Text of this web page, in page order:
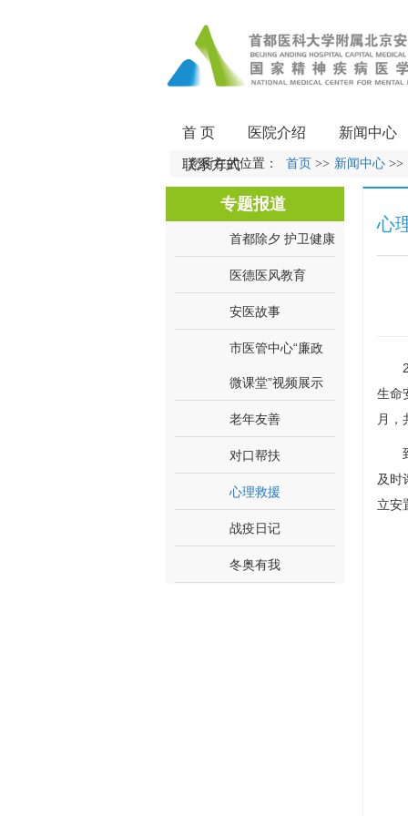
首 页 医院介绍 新闻中心
联系方式
您所在的位置： 首页 >> 新闻中心 >>
专题报道
首都除夕 护卫健康
医德医风教育
安医故事
市医管中心“廉政
微课堂”视频展示
老年友善
对口帮扶
心理救援
战疫日记
冬奥有我
心
生命
月，
到
及时
立安